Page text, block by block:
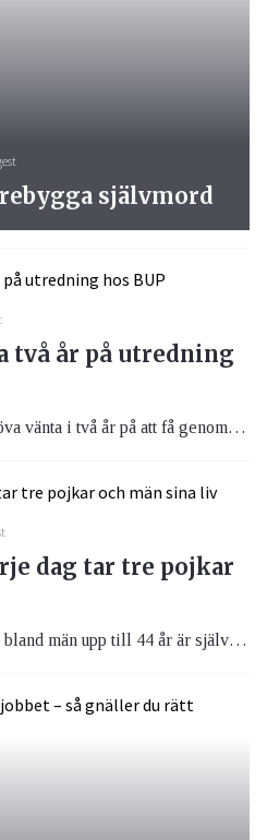
två år på utredning
I Storgöteborg kan barn behöva vänta i två år på att få genomgå utredning hos BUP, Barn- och ungdomspsykiatrin. Personalbrist är en av två huvudsakliga anledningar till den långa väntan.
dag tar tre pojkar
Den vanligaste dödsorsaken bland män upp till 44 år är självmord och varje år är det över 1 000 av dessa personer som tar sitt liv i Sverige, vilket motsvarar tre personer per dag*. En så enkel fråga som ”Hur mår du, på riktigt?” kan därför göra stor skillnad.
självmord